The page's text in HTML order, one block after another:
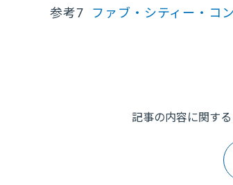
参考7 ファブ・シティー・コ
記事の内容に関す